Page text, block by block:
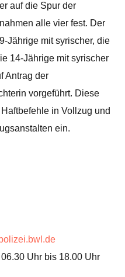
auf die Spur der
alle vier fest. Der
Jährige mit syrischer, die
14-Jährige mit syrischer
Antrag der
vorgeführt. Diese
in Vollzug und
ein.
Uhr bis 18.00 Uhr